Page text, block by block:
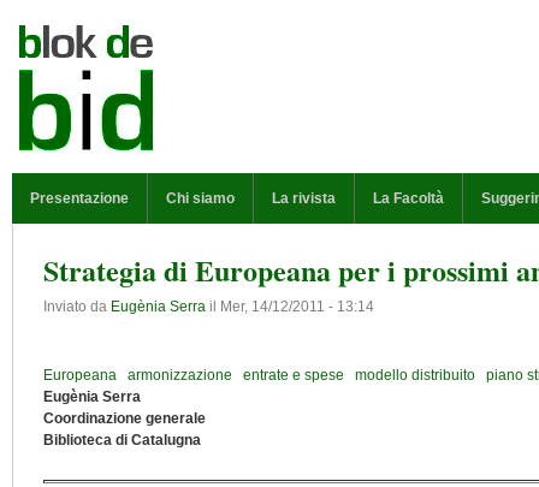
Presentazione Chi siamo La rivista La Facoltà
Strategia di Europeana per i prossimi
Inviato da Eugènia Serra il Mer, 14/12/2011 - 13:14
Europeana armonizzazione entrate e spese modello distribuito
piano
Eugènia Serra
Coordinazione generale
Biblioteca di Catalugna